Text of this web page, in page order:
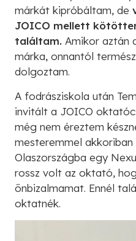
márkát kipróbáltam, de
JOICO mellett
találtam. Amikor aztán
márka, onnantól
dolgoztam.
A fodrásziskola után
invitált a JOICO
még nem éreztem
mesteremmel akkoriban
Olaszországba egy
rossz volt az oktató,
önbizalmamat. Ennél
oktatnék.